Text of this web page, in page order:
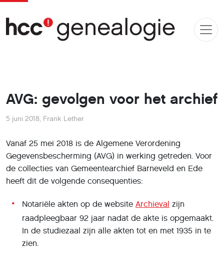
AVG: gevolgen voor het archief
5 juni 2018, Frank Lether
Vanaf 25 mei 2018 is de Algemene Verordening
Gegevensbescherming (AVG) in werking getreden. Voor
de collecties van Gemeentearchief Barneveld en Ede
heeft dit de volgende consequenties:
Notariële akten op de website Archieval zijn
raadpleegbaar 92 jaar nadat de akte is opgemaakt.
In de studiezaal zijn alle akten tot en met 1935 in te
zien.